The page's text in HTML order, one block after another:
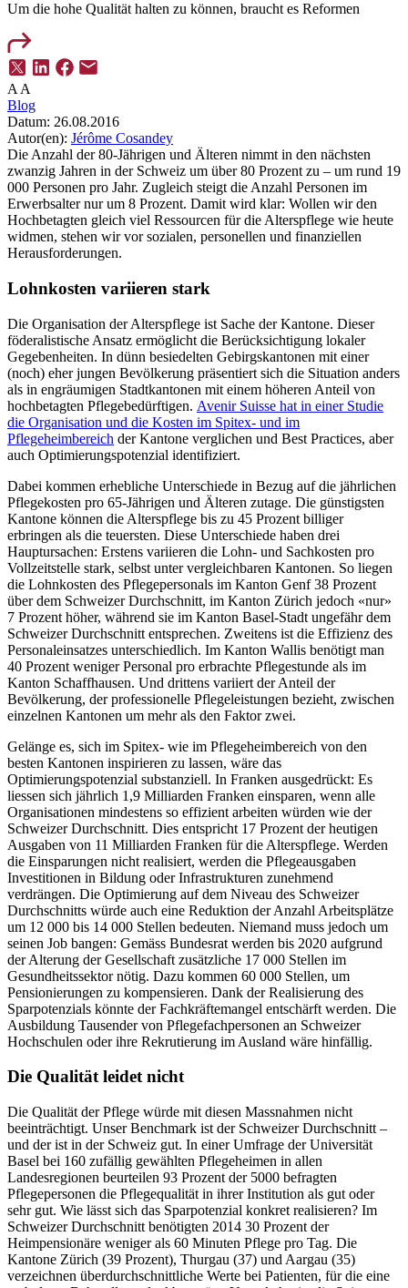
Um die hohe Qualität halten zu können, braucht es Reformen
A A
Blog
Datum: 26.08.2016
Autor(en): Jérôme Cosandey
Die Anzahl der 80-Jährigen und Älteren nimmt in den nächsten
zwanzig Jahren in der Schweiz um über 80 Prozent zu – um rund 19
000 Personen pro Jahr. Zugleich steigt die Anzahl Personen im
Erwerbsalter nur um 8 Prozent. Damit wird klar: Wollen wir den
Hochbetagten gleich viel Ressourcen für die Alterspflege wie heute
widmen, stehen wir vor sozialen, personellen und finanziellen
Herausforderungen.
Lohnkosten variieren stark
Die Organisation der Alterspflege ist Sache der Kantone. Dieser
föderalistische Ansatz ermöglicht die Berücksichtigung lokaler
Gegebenheiten. In dünn besiedelten Gebirgskantonen mit einer
(noch) eher jungen Bevölkerung präsentiert sich die Situation anders
als in engräumigen Stadtkantonen mit einem höheren Anteil von
hochbetagten Pflegebedürftigen. Avenir Suisse hat in einer Studie
die Organisation und die Kosten im Spitex- und im
Pflegeheimbereich der Kantone verglichen und Best Practices, aber
auch Optimierungspotenzial identifiziert.
Dabei kommen erhebliche Unterschiede in Bezug auf die jährlichen
Pflegekosten pro 65-Jährigen und Älteren zutage. Die günstigsten
Kantone können die Alterspflege bis zu 45 Prozent billiger
erbringen als die teuersten. Diese Unterschiede haben drei
Hauptursachen: Erstens variieren die Lohn- und Sachkosten pro
Vollzeitstelle stark, selbst unter vergleichbaren Kantonen. So liegen
die Lohnkosten des Pflegepersonals im Kanton Genf 38 Prozent
über dem Schweizer Durchschnitt, im Kanton Zürich jedoch «nur»
7 Prozent höher, während sie im Kanton Basel-Stadt ungefähr dem
Schweizer Durchschnitt entsprechen. Zweitens ist die Effizienz des
Personaleinsatzes unterschiedlich. Im Kanton Wallis benötigt man
40 Prozent weniger Personal pro erbrachte Pflegestunde als im
Kanton Schaffhausen. Und drittens variiert der Anteil der
Bevölkerung, der professionelle Pflegeleistungen bezieht, zwischen
einzelnen Kantonen um mehr als den Faktor zwei.
Gelänge es, sich im Spitex- wie im Pflegeheimbereich von den
besten Kantonen inspirieren zu lassen, wäre das
Optimierungspotenzial substanziell. In Franken ausgedrückt: Es
liessen sich jährlich 1,9 Milliarden Franken einsparen, wenn alle
Organisationen mindestens so effizient arbeiten würden wie der
Schweizer Durchschnitt. Dies entspricht 17 Prozent der heutigen
Ausgaben von 11 Milliarden Franken für die Alterspflege. Werden
die Einsparungen nicht realisiert, werden die Pflegeausgaben
Investitionen in Bildung oder Infrastrukturen zunehmend
verdrängen. Die Optimierung auf dem Niveau des Schweizer
Durchschnitts würde auch eine Reduktion der Anzahl Arbeitsplätze
um 12 000 bis 14 000 Stellen bedeuten. Niemand muss jedoch um
seinen Job bangen: Gemäss Bundesrat werden bis 2020 aufgrund
der Alterung der Gesellschaft zusätzliche 17 000 Stellen im
Gesundheitssektor nötig. Dazu kommen 60 000 Stellen, um
Pensionierungen zu kompensieren. Dank der Realisierung des
Sparpotenzials könnte der Fachkräftemangel entschärft werden. Die
Ausbildung Tausender von Pflegefachpersonen an Schweizer
Hochschulen oder ihre Rekrutierung im Ausland wäre hinfällig.
Die Qualität leidet nicht
Die Qualität der Pflege würde mit diesen Massnahmen nicht
beeinträchtigt. Unser Benchmark ist der Schweizer Durchschnitt –
und der ist in der Schweiz gut. In einer Umfrage der Universität
Basel bei 160 zufällig gewählten Pflegeheimen in allen
Landesregionen beurteilen 93 Prozent der 5000 befragten
Pflegepersonen die Pflegequalität in ihrer Institution als gut oder
sehr gut. Wie lässt sich das Sparpotenzial konkret realisieren? Im
Schweizer Durchschnitt benötigten 2014 30 Prozent der
Heimpensionäre weniger als 60 Minuten Pflege pro Tag. Die
Kantone Zürich (39 Prozent), Thurgau (37) und Aargau (35)
verzeichnen überdurchschnittliche Werte bei Patienten, für die eine